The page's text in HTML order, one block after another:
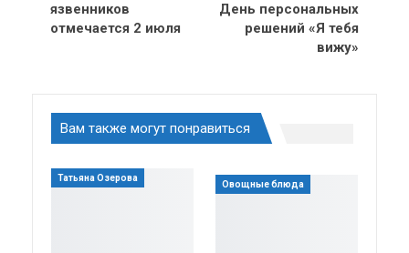
язвенников
отмечается 2 июля
День персональных
решений «Я тебя
вижу»
Вам также могут понравиться
Татьяна Озерова
Овощные блюда